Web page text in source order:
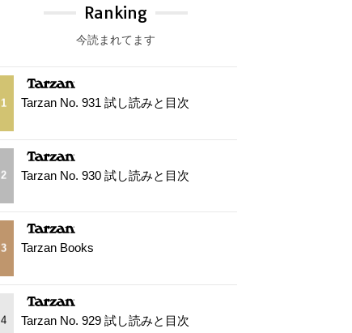
Ranking
今読まれてます
1 Tarzan No. 931 試し読みと目次
2 Tarzan No. 930 試し読みと目次
3 Tarzan Books
4 Tarzan No. 929 試し読みと目次